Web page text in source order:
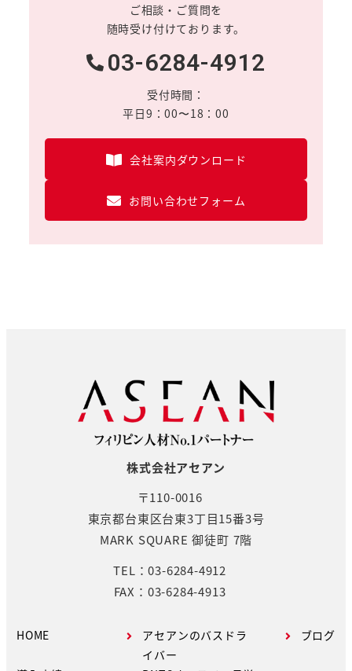
ご相談・ご質問を
随時受け付けております。
03-6284-4912
受付時間：
平日9：00〜18：00
会社案内ダウンロード
お問い合わせフォーム
株式会社アセアン
〒110-0016
東京都台東区台東3丁目15番3号
MARK SQUARE 御徒町 7階
TEL：03-6284-4912
FAX：03-6284-4913
HOME
アセアンのバスドラ
イバー
ブログ